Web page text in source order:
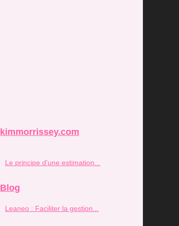
kimmorrissey.com
Le principe d'une estimation...
Blog
Leaneo : Faciliter la gestion...